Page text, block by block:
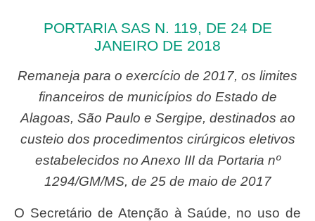
PORTARIA SAS N. 119, DE 24 DE
JANEIRO DE 2018
Remaneja para o exercício de 2017, os limites
financeiros de municípios do Estado de
Alagoas, São Paulo e Sergipe, destinados ao
custeio dos procedimentos cirúrgicos eletivos
estabelecidos no Anexo III da Portaria nº
1294/GM/MS, de 25 de maio de 2017
O Secretário de Atenção à Saúde, no uso de